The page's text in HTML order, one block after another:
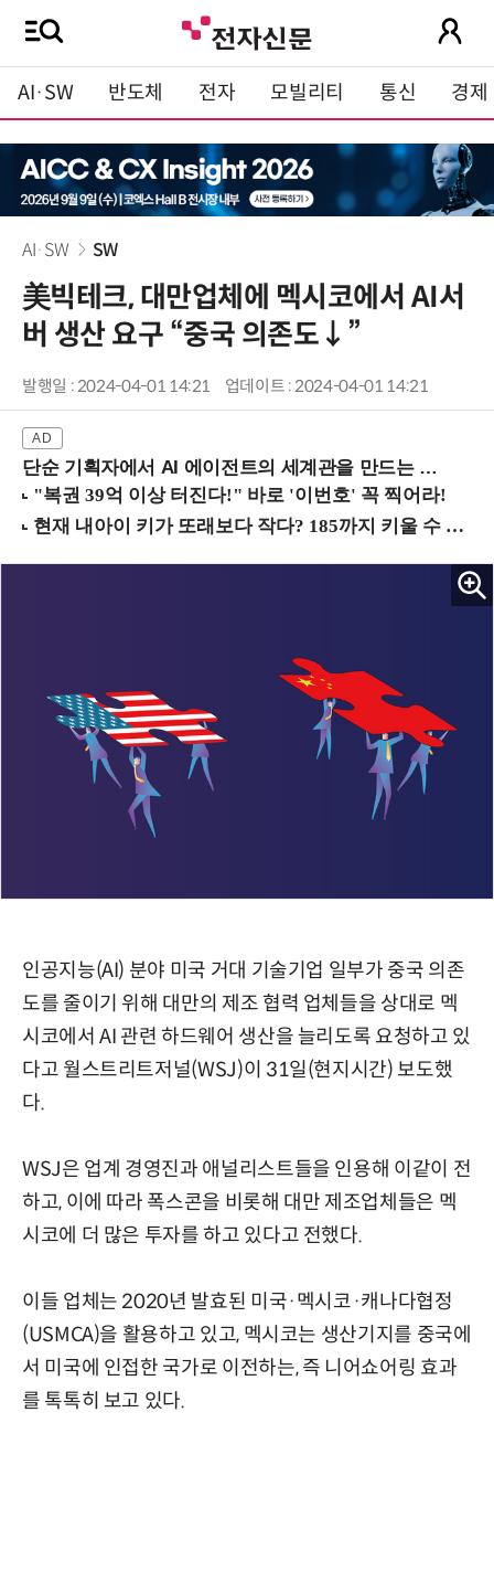
AI·SW 반도체 전자 모빌리티 통신 경제
AI·SW SW
美빅테크, 대만업체에 멕시코에서 AI서
버 생산 요구 “중국 의존도↓”
발행일 : 2024-04-01 14:21 업데이트 : 2024-04-01 14:21
단순 기획자에서 AI 에이전트의 세계관을 만드는 지식 설계자로.. (8/20 강남역)
인공지능(AI) 분야 미국 거대 기술기업 일부가 중국 의존
도를 줄이기 위해 대만의 제조 협력 업체들을 상대로 멕
시코에서 AI 관련 하드웨어 생산을 늘리도록 요청하고 있
다고 월스트리트저널(WSJ)이 31일(현지시간) 보도했
다.
WSJ은 업계 경영진과 애널리스트들을 인용해 이같이 전
하고, 이에 따라 폭스콘을 비롯해 대만 제조업체들은 멕
시코에 더 많은 투자를 하고 있다고 전했다.
이들 업체는 2020년 발효된 미국·멕시코·캐나다협정
(USMCA)을 활용하고 있고, 멕시코는 생산기지를 중국에
서 미국에 인접한 국가로 이전하는, 즉 니어쇼어링 효과
를 톡톡히 보고 있다.